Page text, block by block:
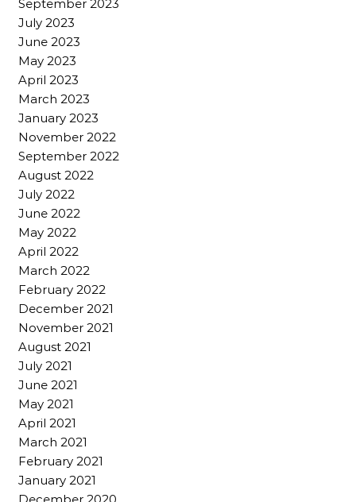
September 2023
July 2023
June 2023
May 2023
April 2023
March 2023
January 2023
November 2022
September 2022
August 2022
July 2022
June 2022
May 2022
April 2022
March 2022
February 2022
December 2021
November 2021
August 2021
July 2021
June 2021
May 2021
April 2021
March 2021
February 2021
January 2021